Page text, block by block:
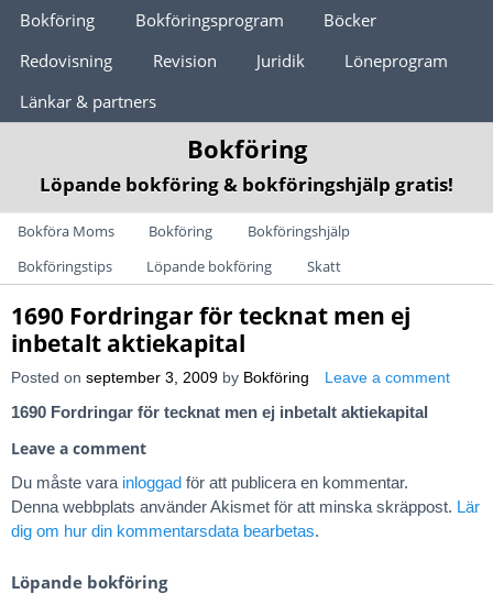
Meny 1
Bokföring Bokföringsprogram
Böcker
Redovisning
Revision Juridik
Löneprogram
Länkar & partners
Bokföring
Löpande bokföring & bokföringshjälp gratis!
Categories
Bokföra Moms Bokföring
Bokföringshjälp
Bokföringstips
Löpande bokföring Skatt
1690 Fordringar för tecknat men ej
inbetalt aktiekapital
Posted on september 3, 2009 by Bokföring Leave a comment
1690 Fordringar för tecknat men ej inbetalt aktiekapital
Leave a comment
Du måste vara inloggad för att publicera en kommentar.
Denna webbplats använder Akismet för att minska skräppost. Lär
dig om hur din kommentarsdata bearbetas.
Löpande bokföring